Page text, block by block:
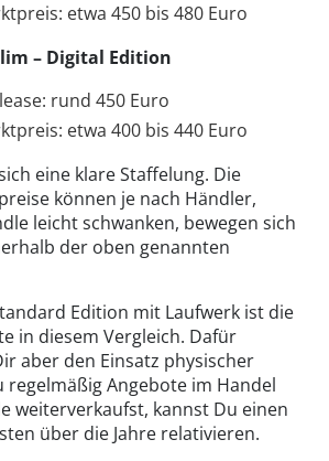
etwa 450 bis 480 Euro
– Digital Edition
rund 450 Euro
etwa 400 bis 440 Euro
eine klare Staffelung. Die
können je nach Händler,
leicht schwanken, bewegen sich
der oben genannten
Edition mit Laufwerk ist die
in diesem Vergleich. Dafür
aber den Einsatz physischer
regelmäßig Angebote im Handel
weiterverkaufst, kannst Du einen
über die Jahre relativieren.